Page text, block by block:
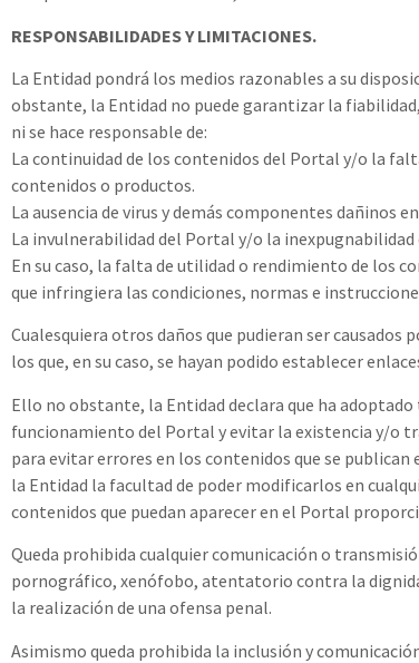
RESPONSABILIDADES Y LIMITACIONES.
La Entidad pondrá los medios razonables a su
obstante, la Entidad no puede garantizar la
ni se hace responsable de:
La continuidad de los contenidos del Portal y/o la
contenidos o productos.
La ausencia de virus y demás componentes dañinos
La invulnerabilidad del Portal y/o la inexpugnabilidad
En su caso, la falta de utilidad o rendimiento de los
que infringiera las condiciones, normas e
Cualesquiera otros daños que pudieran ser
los que, en su caso, se hayan podido establecer
Ello no obstante, la Entidad declara que ha
funcionamiento del Portal y evitar la existencia y/o
para evitar errores en los contenidos que se
la Entidad la facultad de poder modificarlos en
contenidos que puedan aparecer en el Portal
Queda prohibida cualquier comunicación o
pornográfico, xenófobo, atentatorio contra la
la realización de una ofensa penal.
Asimismo queda prohibida la inclusión y